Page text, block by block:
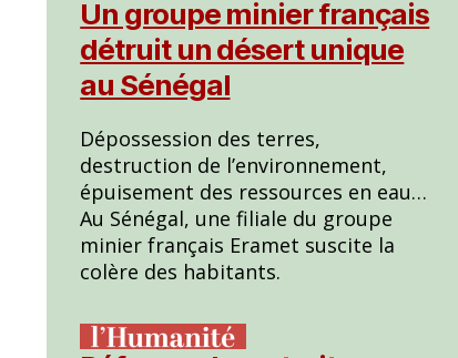
Un groupe minier français
détruit un désert unique
au Sénégal
Dépossession des terres,
destruction de l’environnement,
épuisement des ressources en eau…
Au Sénégal, une filiale du groupe
minier français Eramet suscite la
colère des habitants.